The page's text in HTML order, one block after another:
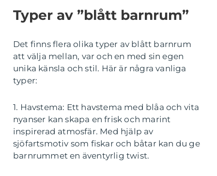
Typer av ”blått barnrum”
Det finns flera olika typer av blått barnrum
att välja mellan, var och en med sin egen
unika känsla och stil. Här är några vanliga
typer:
1. Havstema: Ett havstema med blåa och vita
nyanser kan skapa en frisk och marint
inspirerad atmosfär. Med hjälp av
sjöfartsmotiv som fiskar och båtar kan du ge
barnrummet en äventyrlig twist.